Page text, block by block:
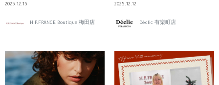
2025.12.15
H.P.FRANCE Boutique 梅田店
2025.12.12
Déclic 有楽町店